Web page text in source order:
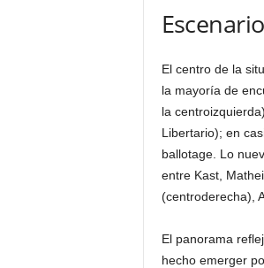
El centro de la
la mayoría de
la
Libertario); en
ballotage. Lo
entre Kast,
(centroderecha),
El panorama
hecho emerger